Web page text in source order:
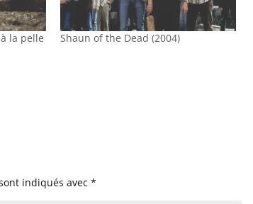
la pelle
Shaun of the Dead (2004)
indiqués avec*